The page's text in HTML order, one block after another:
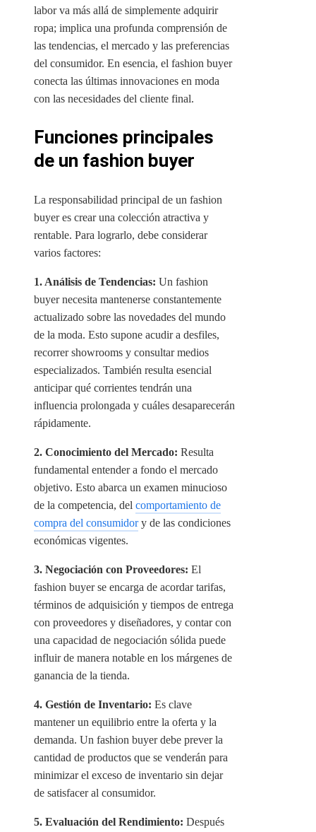
labor va más allá de simplemente adquirir
ropa; implica una profunda comprensión de
las tendencias, el mercado y las preferencias
del consumidor. En esencia, el fashion buyer
conecta las últimas innovaciones en moda
con las necesidades del cliente final.
Funciones principales
de un fashion buyer
La responsabilidad principal de un fashion
buyer es crear una colección atractiva y
rentable. Para lograrlo, debe considerar
varios factores:
1. Análisis de Tendencias: Un fashion
buyer necesita mantenerse constantemente
actualizado sobre las novedades del mundo
de la moda. Esto supone acudir a desfiles,
recorrer showrooms y consultar medios
especializados. También resulta esencial
anticipar qué corrientes tendrán una
influencia prolongada y cuáles desaparecerán
rápidamente.
2. Conocimiento del Mercado: Resulta
fundamental entender a fondo el mercado
objetivo. Esto abarca un examen minucioso
de la competencia, del comportamiento de
compra del consumidory de las condiciones
económicas vigentes.
3. Negociación con Proveedores: El
fashion buyer se encarga de acordar tarifas,
términos de adquisición y tiempos de entrega
con proveedores y diseñadores, y contar con
una capacidad de negociación sólida puede
influir de manera notable en los márgenes de
ganancia de la tienda.
4. Gestión de Inventario: Es clave
mantener un equilibrio entre la oferta y la
demanda. Un fashion buyer debe prever la
cantidad de productos que se venderán para
minimizar el exceso de inventario sin dejar
de satisfacer al consumidor.
5. Evaluación del Rendimiento: Después